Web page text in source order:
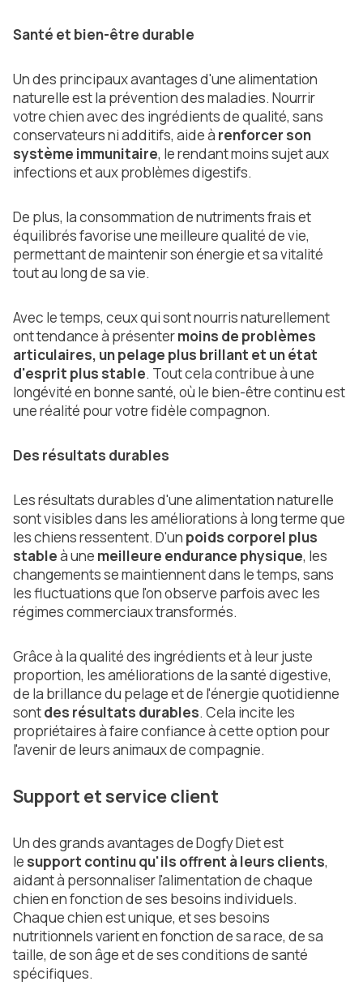
Santé et bien-être durable
Un des principaux avantages d'une alimentation
naturelle est la prévention des maladies. Nourrir
votre chien avec des ingrédients de qualité, sans
conservateurs ni additifs, aide à renforcer son
système immunitaire, le rendant moins sujet aux
infections et aux problèmes digestifs.
De plus, la consommation de nutriments frais et
équilibrés favorise une meilleure qualité de vie,
permettant de maintenir son énergie et sa vitalité
tout au long de sa vie.
Avec le temps, ceux qui sont nourris naturellement
ont tendance à présentermoins de problèmes
articulaires, un pelage plus brillant et un état
d'esprit plus stable. Tout cela contribue à une
longévité en bonne santé, où le bien-être continu est
une réalité pour votre fidèle compagnon.
Des résultats durables
Les résultats durables d'une alimentation naturelle
sont visibles dans les améliorations à long terme que
les chiens ressentent. D'un poids corporel plus
stableà une meilleure endurance physique, les
changements se maintiennent dans le temps, sans
les fluctuations que l'on observe parfois avec les
régimes commerciaux transformés.
Grâce à la qualité des ingrédients et à leur juste
proportion, les améliorations de la santé digestive,
de la brillance du pelage et de l'énergie quotidienne
sontdes résultats durables. Cela incite les
propriétaires à faire confiance à cette option pour
l'avenir de leurs animaux de compagnie.
Support et service client
Un des grands avantages de Dogfy Diet est
le support continu qu'ils offrent à leurs clients,
aidant à personnaliser l'alimentation de chaque
chien en fonction de ses besoins individuels.
Chaque chien est unique, et ses besoins
nutritionnels varient en fonction de sa race, de sa
taille, de son âge et de ses conditions de santé
spécifiques.